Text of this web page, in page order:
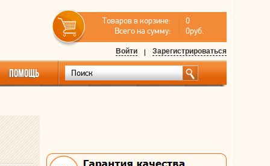
Товаров в корзине:
Всего на сумму:
0
0руб.
Зарегистрироваться
|
Войти
ПОМОЩЬ